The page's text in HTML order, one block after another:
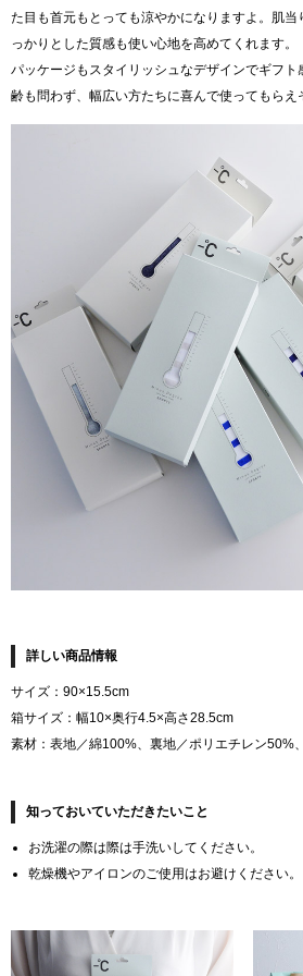
た目も首元もとっても涼やかになりますよ。肌当
っかりとした質感も使い心地を高めてくれます。
パッケージもスタイリッシュなデザインでギフ
齢も問わず、幅広い方たちに喜んで使ってもらえ
詳しい商品情報
サイズ：90×15.5cm
箱サイズ：幅10×奥行4.5×高さ28.5cm
素材：表地／綿100%、裏地／ポリエチレン50%
知っておいていただきたいこと
お洗濯の際は際は手洗いしてください。
乾燥機やアイロンのご使用はお避けください。